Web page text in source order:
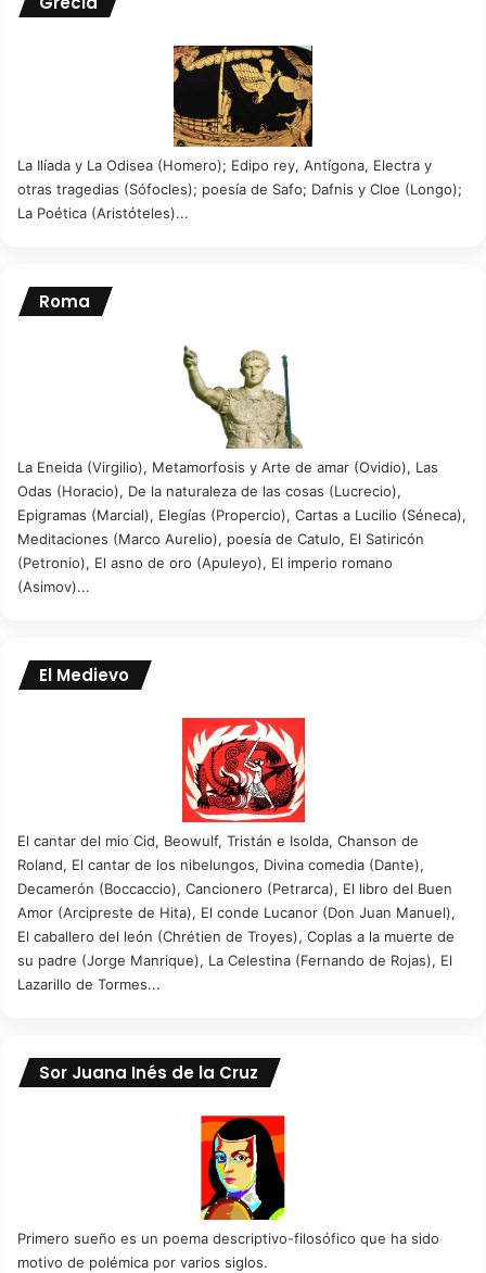
La Ilíada y La Odisea (Homero); Edipo rey, Antígona, Electra y
otras tragedias (Sófocles); poesía de Safo; Dafnis y Cloe (Longo);
La Poética (Aristóteles)...
Roma
La Eneida (Virgilio), Metamorfosis y Arte de amar (Ovidio), Las
Odas (Horacio), De la naturaleza de las cosas (Lucrecio),
Epigramas (Marcial), Elegías (Propercio), Cartas a Lucilio (Séneca),
Meditaciones (Marco Aurelio), poesía de Catulo, El Satiricón
(Petronio), El asno de oro (Apuleyo), El imperio romano
(Asimov)...
El Medievo
El cantar del mio Cid, Beowulf, Tristán e Isolda, Chanson de
Roland, El cantar de los nibelungos, Divina comedia (Dante),
Decamerón (Boccaccio), Cancionero (Petrarca), El libro del Buen
Amor (Arcipreste de Hita), El conde Lucanor (Don Juan Manuel),
El caballero del león (Chrétien de Troyes), Coplas a la muerte de
su padre (Jorge Manrique), La Celestina (Fernando de Rojas), El
Lazarillo de Tormes...
Sor Juana Inés de la Cruz
Primero sueño es un poema descriptivo-filosófico que ha sido
motivo de polémica por varios siglos.